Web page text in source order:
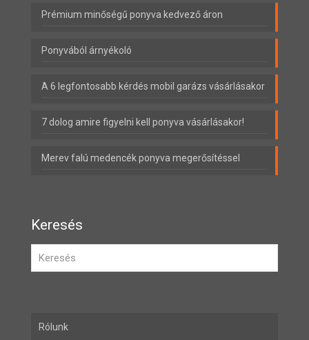
Prémium minőségű ponyva kedvező áron
Ponyvából árnyékoló
A 6 legfontosabb kérdés mobil garázs vásárlásakor
7 dolog amire figyelni kell ponyva vásárlásakor!
Merev falú medencék ponyva megerősítéssel
Keresés
Rólunk